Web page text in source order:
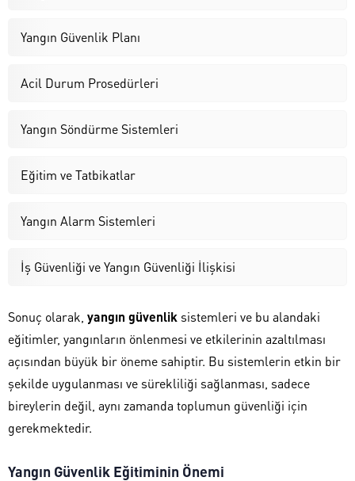
Yangın Güvenlik Planı
Acil Durum Prosedürleri
Yangın Söndürme Sistemleri
Eğitim ve Tatbikatlar
Yangın Alarm Sistemleri
İş Güvenliği ve Yangın Güvenliği İlişkisi
Sonuç olarak, yangın güvenlik sistemleri ve bu alandaki
eğitimler, yangınların önlenmesi ve etkilerinin azaltılması
açısından büyük bir öneme sahiptir. Bu sistemlerin etkin bir
şekilde uygulanması ve sürekliliği sağlanması, sadece
bireylerin değil, aynı zamanda toplumun güvenliği için
gerekmektedir.
Yangın Güvenlik Eğitiminin Önemi